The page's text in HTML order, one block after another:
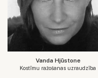
Vanda Hjūstone
Kostīmu ražošanas uzraudzība